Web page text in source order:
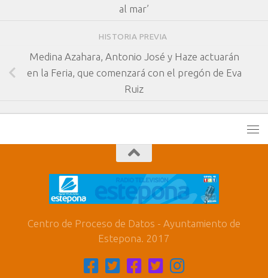
al mar’
HISTORIA PREVIA
Medina Azahara, Antonio José y Haze actuarán
en la Feria, que comenzará con el pregón de Eva
Ruiz
Centro de Proceso de Datos - Ayuntamiento de
Estepona. 2017